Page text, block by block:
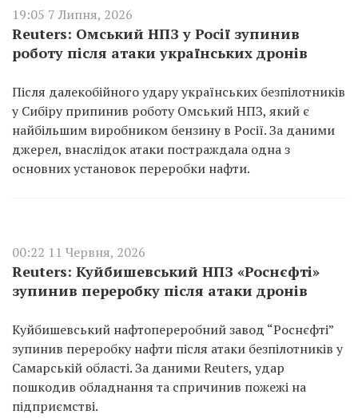
19:05 7 Липня, 2026
Reuters: Омський НПЗ у Росії зупинив
роботу після атаки українських дронів
Після далекобійного удару українських безпілотників
у Сибіру припинив роботу Омський НПЗ, який є
найбільшим виробником бензину в Росії. За даними
джерел, внаслідок атаки постраждала одна з
основних установок переробки нафти.
00:22 11 Червня, 2026
Reuters: Куйбишевський НПЗ «Роснєфті»
зупинив переробку після атаки дронів
Куйбишевський нафтопереробний завод “Роснєфті”
зупинив переробку нафти після атаки безпілотників у
Самарській області. За даними Reuters, удар
пошкодив обладнання та спричинив пожежі на
підприємстві.